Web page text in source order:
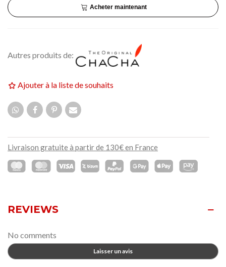
Acheter maintenant
Autres produits de:
Ajouter à la liste de souhaits
Livraison gratuite à partir de 130€ en France
REVIEWS
No comments
Laisser un avis